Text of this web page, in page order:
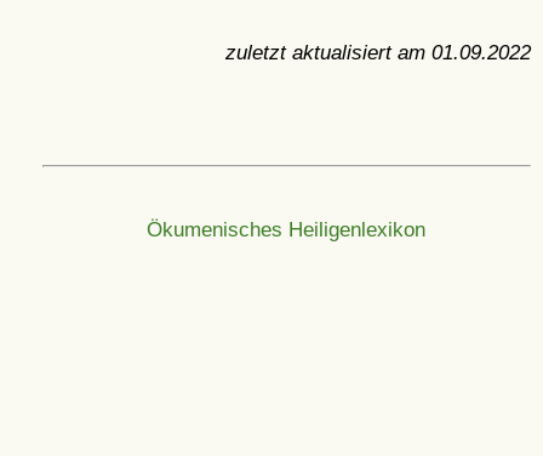
zuletzt aktualisiert am 01.09.2022
Ökumenisches Heiligenlexikon